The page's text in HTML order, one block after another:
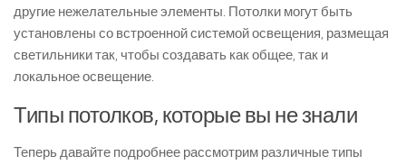
другие нежелательные элементы. Потолки могут быть
установлены со встроенной системой освещения, размещая
светильники так, чтобы создавать как общее, так и
локальное освещение.
Типы потолков, которые вы не знали
Теперь давайте подробнее рассмотрим различные типы